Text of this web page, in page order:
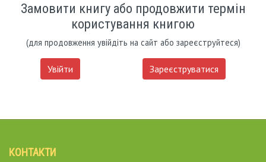
Замовити книгу або продовжити термін
користування книгою
(для продовження увійдіть на сайт або зареєструйтеся)
Увійти Зареєструватися
КОНТАКТИ